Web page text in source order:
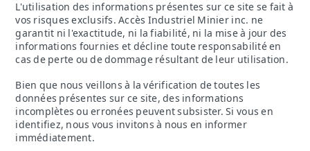
L'utilisation des informations présentes sur ce site se fait à
vos risques exclusifs. Accès Industriel Minier inc. ne
garantit ni l'exactitude, ni la fiabilité, ni la mise à jour des
informations fournies et décline toute responsabilité en
cas de perte ou de dommage résultant de leur utilisation.
Bien que nous veillons à la vérification de toutes les
données présentes sur ce site, des informations
incomplètes ou erronées peuvent subsister. Si vous en
identifiez, nous vous invitons à nous en informer
immédiatement.